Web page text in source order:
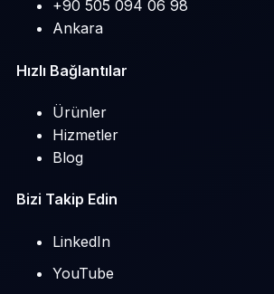
+90 505 094 06 98
Ankara
Hızlı Bağlantılar
Ürünler
Hizmetler
Blog
Bizi Takip Edin
LinkedIn
YouTube